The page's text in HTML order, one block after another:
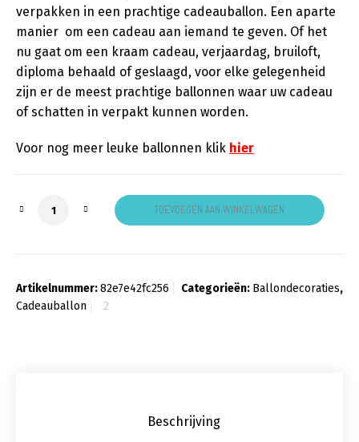
verpakken in een prachtige cadeauballon. Een aparte
manier om een cadeau aan iemand te geven. Of het
nu gaat om een kraam cadeau, verjaardag, bruiloft,
diploma behaald of geslaagd, voor elke gelegenheid
zijn er de meest prachtige ballonnen waar uw cadeau
of schatten in verpakt kunnen worden.
Voor nog meer leuke ballonnen klik hier
Cadeau ballon grijs zwart aantal
TOEVOEGEN AAN WINKELWAGEN
Artikelnummer:82e7e42fc256 Categorieën: Ballondecoraties,
Cadeauballon
Beschrijving